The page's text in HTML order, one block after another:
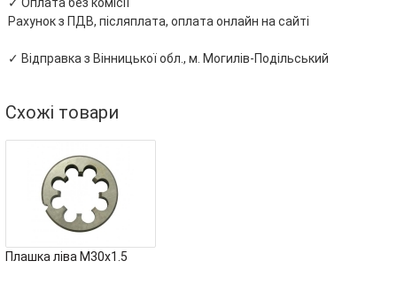
Рахунок з ПДВ, післяплата, оплата онлайн на сайті
✓ Відправка з Вінницької обл., м. Могилів-Подільський
Схожі товари
Плашка ліва М30х1.5